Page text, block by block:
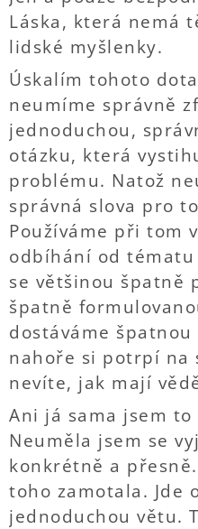
Láska, která nemá
lidské myšlenky.
Úskalím tohoto
neumíme správně
jednoduchou,
otázku, která
problému. Natož
správná slova pro
Používáme při tom
odbíhání od tématu
se většinou špatně
špatně
dostáváme
nahoře si potrpí na
nevíte, jak mají
Ani já sama jsem
Neuměla jsem se
konkrétně a
toho zamotala. Jde
jednoduchou větu.